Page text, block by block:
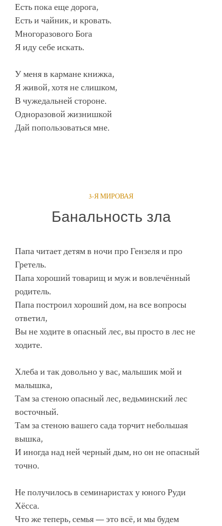
Есть пока еще дорога,
Есть и чайник, и кровать.
Многоразового Бога
Я иду себе искать.
У меня в кармане книжка,
Я живой, хотя не слишком,
В чужедальней стороне.
Одноразовой жизнишкой
Дай попользоваться мне.
3-Я МИРОВАЯ
Банальность зла
Папа читает детям в ночи про Гензеля и про
Гретель.
Папа хороший товарищ и муж и вовлечённый
родитель.
Папа построил хороший дом, на все вопросы
ответил,
Вы не ходите в опасный лес, вы просто в лес не
ходите.
Хлеба и так довольно у вас, малышик мой и
малышка,
Там за стеною опасный лес, ведьминский лес
восточный.
Там за стеною вашего сада торчит небольшая
вышка,
И иногда над ней черный дым, но он не опасный
точно.
Не получилось в семинаристах у юного Руди
Хёсса.
Что же теперь, семья — это всё, и мы будем